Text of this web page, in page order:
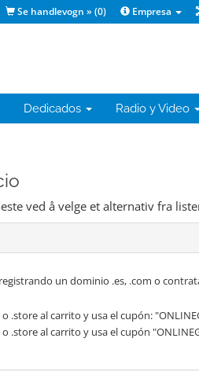
Se handlevogn » (0) Empresa
Dedicados Radio y Video
ved å velge et alternativ fra
un dominio .es, .com o
.store al carrito y usa el cupón:
.store al carrito y usa el cupón